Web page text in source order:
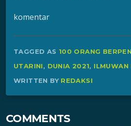
komentar
TAGGED AS 100 ORANG
UTARINI, DUNIA 2021, ILMUWAN
WRITTEN BY REDAKSI
COMMENTS